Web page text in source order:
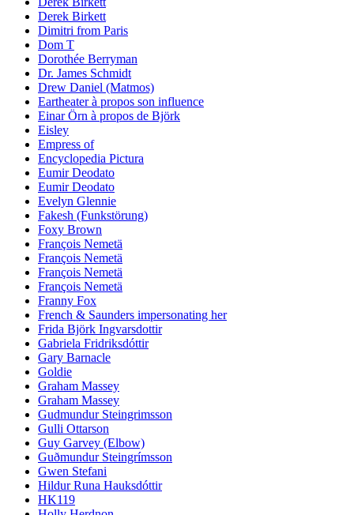
Derek Birkett
Dimitri from Paris
Dom T
Dorothée Berryman
Dr. James Schmidt
Drew Daniel (Matmos)
Eartheater à propos son influence
Einar Örn à propos de Björk
Eisley
Empress of
Encyclopedia Pictura
Eumir Deodato
Eumir Deodato
Evelyn Glennie
Fakesh (Funkstörung)
Foxy Brown
François Nemetä
François Nemetä
François Nemetä
François Nemetä
Franny Fox
French & Saunders impersonating her
Frida Björk Ingvarsdottir
Gabriela Fridriksdóttir
Gary Barnacle
Goldie
Graham Massey
Graham Massey
Gudmundur Steingrimsson
Gulli Ottarson
Guy Garvey (Elbow)
Guðmundur Steingrímsson
Gwen Stefani
Hildur Runa Hauksdóttir
HK119